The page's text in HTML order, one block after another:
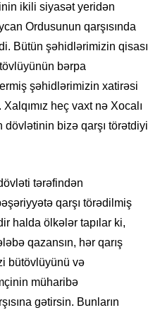
ikili siyasət yeridən
Ordusunun qarşısında
Bütün şəhidlərimizin qisası
bərpa
şəhidlərimizin xatirəsi
heç vaxt nə Xocalı
dövlətinin bizə qarşı törətdiyi
tərəfindən
qarşı törədilmiş
halda ölkələr tapılar ki,
qazansın, hər qarış
bütövlüyünü və
müharibə
gətirsin. Bunların